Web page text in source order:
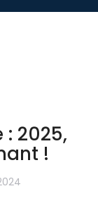
2025,
!